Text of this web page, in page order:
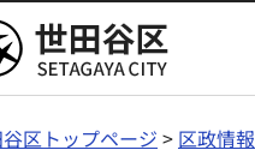
谷区
区トップページ > 区政情報